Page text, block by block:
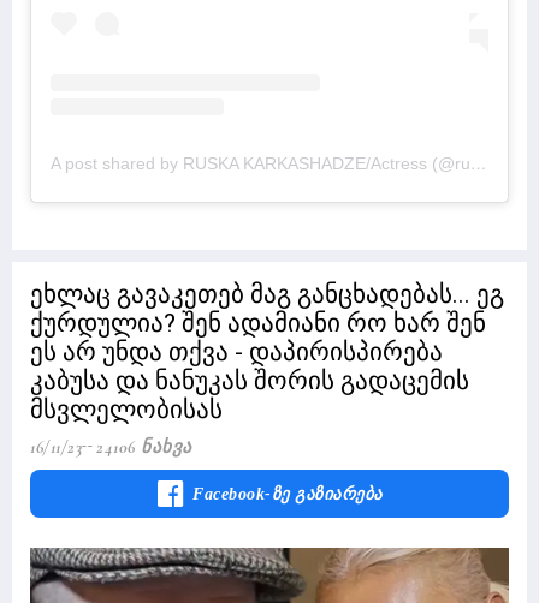
A post shared by RUSKA KARKASHADZE/Actress (@russkakarkashadze)
ეხლაც გავაკეთებ მაგ განცხადებას... ეგ
ქურდულია? შენ ადამიანი რო ხარ შენ
ეს არ უნდა თქვა - დაპირისპირება
კაბუსა და ნანუკას შორის გადაცემის
მსვლელობისას
16/11/23 24106 Ნახვა
Facebook-Ზე Გაზიარება